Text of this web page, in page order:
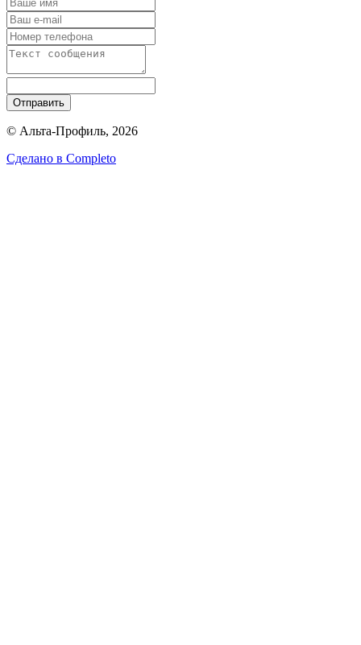
Отправить
© Альта-Профиль, 2026
Сделано в Completo